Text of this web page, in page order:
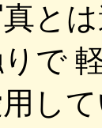
と
で
して